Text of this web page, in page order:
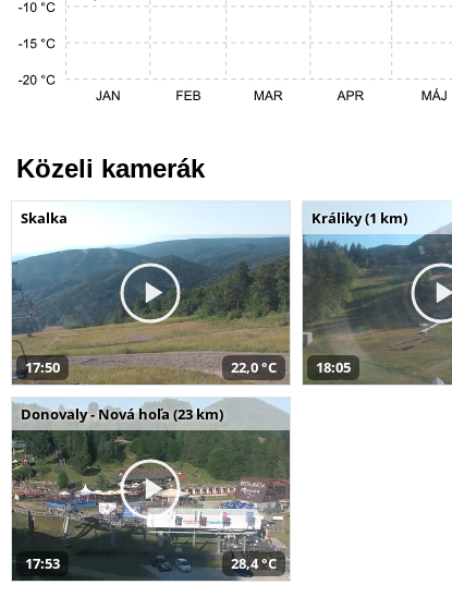
Közeli kamerák
Skalka
17:50 22,0 °C
Králiky (1 km)
18:05
Donovaly - Nová hoľa (23 km)
17:53 28,4 °C